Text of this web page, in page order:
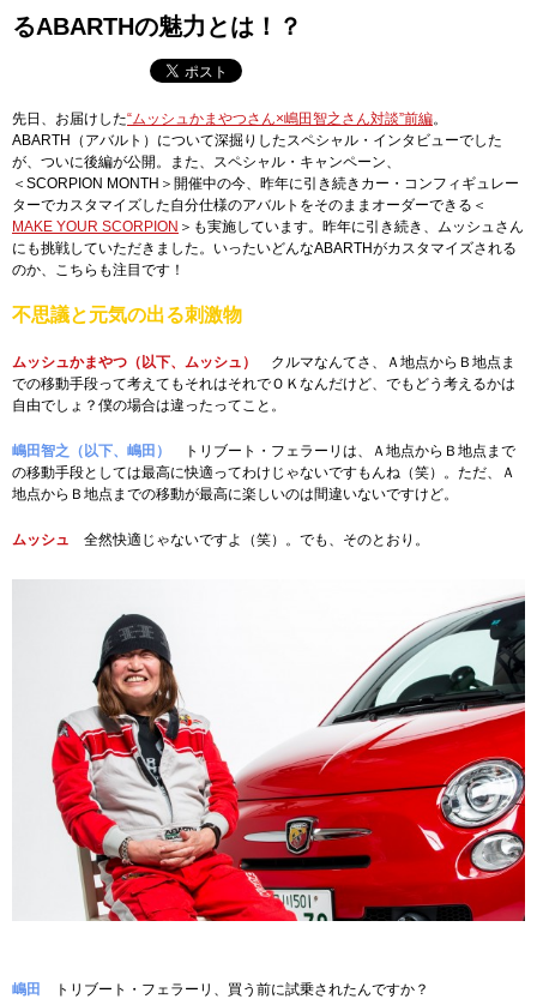
るABARTHの魅力とは！？
先日、お届けした“ムッシュかまやつさん×嶋田智之さん対談”前編。
ABARTH（アバルト）について深掘りしたスペシャル・インタビューでした
が、ついに後編が公開。また、スペシャル・キャンペーン、
＜SCORPION MONTH＞開催中の今、昨年に引き続きカー・コンフィギュレー
ターでカスタマイズした自分仕様のアバルトをそのままオーダーできる＜
MAKE YOUR SCORPION ＞も実施しています。昨年に引き続き、ムッシュさん
にも挑戦していただきました。いったいどんなABARTHがカスタマイズされる
のか、こちらも注目です！
不思議と元気の出る刺激物
ムッシュかまやつ（以下、ムッシュ）
クルマなんてさ、Ａ地点からＢ地点ま
での移動手段って考えてもそれはそれでＯＫなんだけど、でもどう考えるかは
自由でしょ？僕の場合は違ったってこと。
嶋田智之（以下、嶋田）
トリブート・フェラーリは、Ａ地点からＢ地点まで
の移動手段としては最高に快適ってわけじゃないですもんね（笑）。ただ、Ａ
地点からＢ地点までの移動が最高に楽しいのは間違いないですけど。
ムッシュ 全然快適じゃないですよ（笑）。でも、そのとおり。
嶋田 トリブート・フェラーリ、買う前に試乗されたんですか？